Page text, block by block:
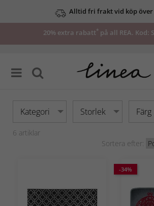
Alltid fri frakt vid köp över
20% extra rabatt*på all REA. Kod:
Kategori Storlek Färg
6 artiklar
Sortera efter:
-34%